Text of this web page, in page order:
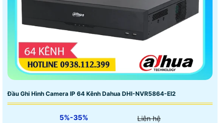
Đầu Ghi Hình Camera IP 64 Kênh Dahua DHI-NVR5864-EI2
5%-35% Liên hệ